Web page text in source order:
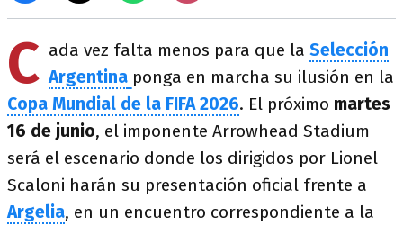
C ada vez falta menos para que la Selección
Argentina ponga en marcha su ilusión en la
Copa Mundial de la FIFA 2026. El próximo martes
16 de junio, el imponente Arrowhead Stadium
será el escenario donde los dirigidos por Lionel
Scaloni harán su presentación oficial frente a
Argelia, en un encuentro correspondiente a la